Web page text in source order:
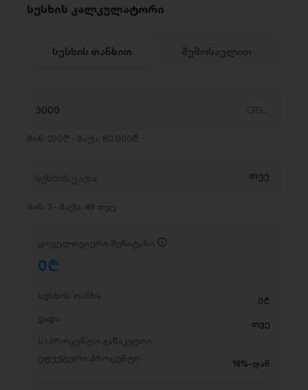
სესხის კალკულატორი
სესხის თანხით შემოსავლით
მინ. 200₾ - მაქს. 80 000₾
მინ. 3 - მაქს. 48 თვე
ყოველთვიური შენატანი
0D
სესხის თანხა 0 D
ვადა
თვე
საპროცენტო განაკვეთი
ეფექტური პროცენტი
18%-დან